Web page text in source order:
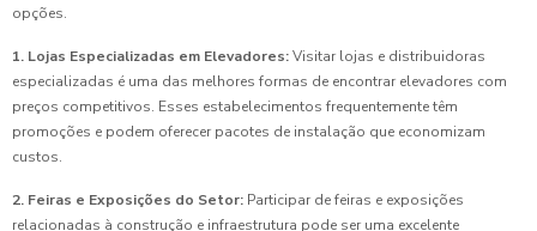
opções.
1. Lojas Especializadas em Elevadores:Visitar lojas e distribuidoras
especializadas é uma das melhores formas de encontrar elevadores com
preços competitivos. Esses estabelecimentos frequentemente têm
promoções e podem oferecer pacotes de instalação que economizam
custos.
2. Feiras e Exposições do Setor: Participar de feiras e exposições
relacionadas à construção e infraestrutura pode ser uma excelente